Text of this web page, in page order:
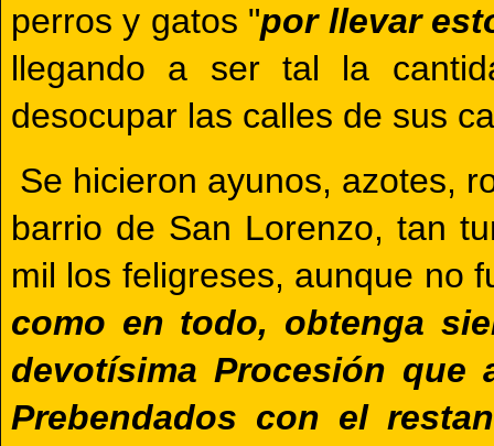
perros y gatos "por llevar
llegando a ser tal la
desocupar las calles de sus
Se hicieron ayunos, azotes,
barrio de San Lorenzo, tan
mil los feligreses, aunque no
como en todo, obtenga
devotísima Procesión que
Prebendados con el